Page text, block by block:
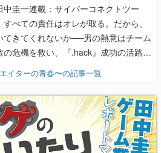
中圭一連載：サイバーコネクトツー
すべての責任はオレが取る。だから、
てきてくれないか──男の熱意はチーム
の危機を救い、『.hack』成功の活路を
年ジャンプ』色だった【若ゲのいた
イターの青春〜の記事一覧